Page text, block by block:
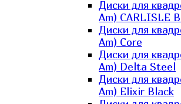
Диски для
Am) CARLISLE
Диски для
Am) Core
Диски для
Am) Delta Steel
Диски для
Am) Elixir Black